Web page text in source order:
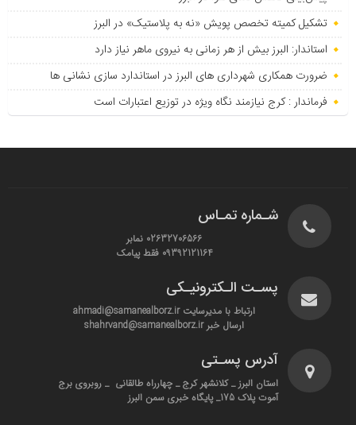
تشکیل کمیته تخصص پویش «نه به پلاستیک» در البرز
استاندار: البرز بیش از هر زمانی به نیروی ماهر نیاز دارد
ضرورت همکاری شهرداری های البرز در استاندارد سازی نشانی ها
فرماندار : کرج نیازمند نگاه ویژه در توزیع اعتبارات است
شـماره تمـاس
02632706566 نمابر
09392121164 فقط پیامک
پسـت الـکترونیـکی
ارتباط با مدیرسایت ahmadi@samanealborz.ir
ارسال خبر shahrvand@samanealborz.ir
آدرس پسـتی
استان البرز _ کلانشهر کرج _ چهارراه طالقانی _ روبروی برج
آموت پلاک 175_ پایگاه خبری سمن البرز